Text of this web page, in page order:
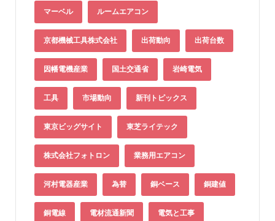
マーベル ルームエアコン
京都機械工具株式会社 出荷動向 出荷台数
因幡電機産業 国土交通省 岩崎電気
工具 市場動向 新刊トピックス
東京ビッグサイト 東芝ライテック
株式会社フォトロン 業務用エアコン
河村電器産業 為替 銅ベース 銅建値
銅電線 電材流通新聞 電気と工事